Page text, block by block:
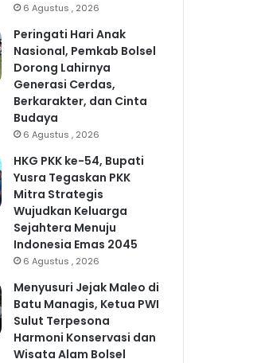
6 Agustus , 2026
Peringati Hari Anak
Nasional, Pemkab Bolsel
Dorong Lahirnya
Generasi Cerdas,
Berkarakter, dan Cinta
Budaya
6 Agustus , 2026
HKG PKK ke-54, Bupati
Yusra Tegaskan PKK
Mitra Strategis
Wujudkan Keluarga
Sejahtera Menuju
Indonesia Emas 2045
6 Agustus , 2026
Menyusuri Jejak Maleo di
Batu Managis, Ketua PWI
Sulut Terpesona
Harmoni Konservasi dan
Wisata Alam Bolsel